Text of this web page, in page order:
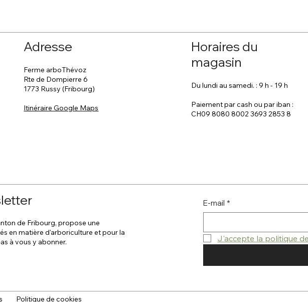
Adresse
Ferme arboThévoz
Rte de Dompierre 6
1773 Russy (Fribourg)
Itinéraire Google Maps
Horaires du
magasin
Du lundi au samedi. : 9 h - 19 h
Paiement par cash ou par iban :
CH09 8080 8002 3693 2853 8
de Fribourg, propose une
en matière d'arboriculture et pour la
à vous y abonner.
E-mail *
J'accepte la politique
Politique de cookies